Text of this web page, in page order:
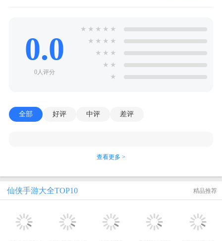
0.0
0人评分
★ ★ ★ ★ ★
★ ★ ★ ★
★ ★ ★
★ ★
★
全部 好评 中评 差评
查看更多 >
仙侠手游大全TOP10 精品推荐